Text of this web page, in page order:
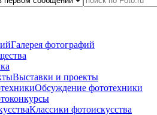
Галерея фотографий
Выставки и проекты
Обсуждение фототехники
Классики фотоискусства